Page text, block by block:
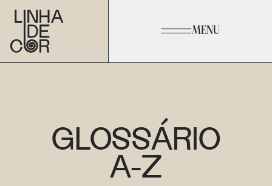
MENU
GLOSSÁRIO
A-Z